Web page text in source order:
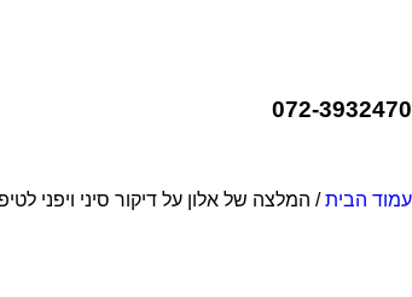
072-3932470
עמוד הבית/ המלצה של אלון על דיקור סיני ויפני